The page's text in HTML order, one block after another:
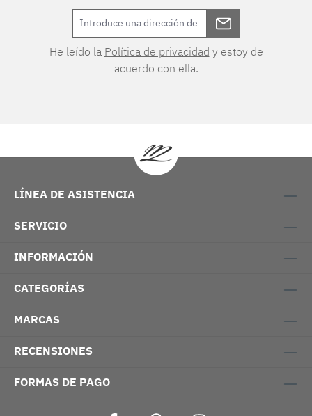
He leído la Política de privacidad y estoy de
acuerdo con ella.
LÍNEA DE ASISTENCIA
SERVICIO
INFORMACIÓN
CATEGORÍAS
MARCAS
RECENSIONES
FORMAS DE PAGO